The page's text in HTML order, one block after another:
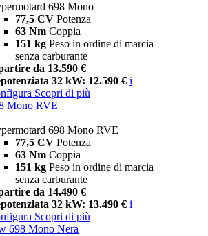
698 Mono
77,5 CV Potenza
63 Nm Coppia
151 kg Peso in ordine di marcia
senza carburante
da 13.590 €
32 kW: 12.590 € i
Scopri di più
Mono RVE
698 Mono RVE
77,5 CV Potenza
63 Nm Coppia
151 kg Peso in ordine di marcia
senza carburante
da 14.490 €
32 kW: 13.490 € i
Scopri di più
698 Mono Nera